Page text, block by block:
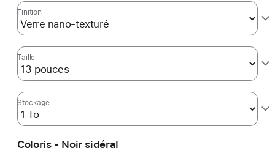
Finition
Taille
Stockage
Coloris - Noir sidéral